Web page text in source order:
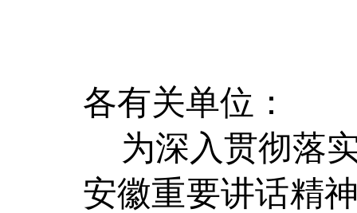
各有关单位：
为深入贯彻落
安徽重要讲话精